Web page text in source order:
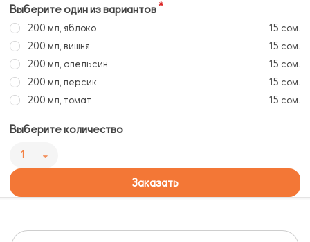
Выберите один из вариантов
200 мл, яблоко
15 сом.
200 мл, вишня
15 сом.
200 мл, апельсин
15 сом.
200 мл, персик
15 сом.
200 мл, томат
15 сом.
Выберите количество
1
Заказать